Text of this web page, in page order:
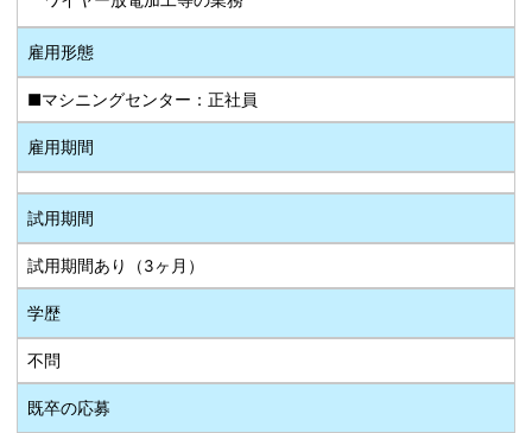
雇用形態
■マシニングセンター：正社員
雇用期間
試用期間
試用期間あり（3ヶ月）
学歴
不問
既卒の応募